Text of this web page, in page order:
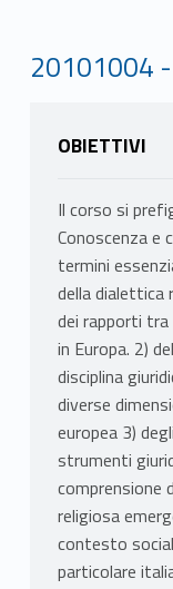
20101004 -
OBIETTIVI
Il corso si
Conoscenza e
termini
della dialettica
dei rapporti
in Europa. 2)
disciplina
diverse
europea 3) degli
strumenti
comprensione
religiosa
contesto
particolare